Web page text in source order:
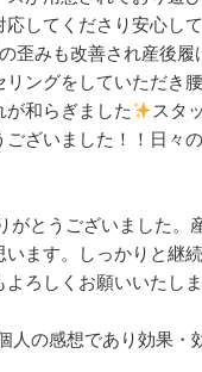
してくださり安心し
歪みも改善され産後
ングをしていただき
和らぎました
スタ
ざいました！！日々
がとうございました
ます。しっかりと継
ろしくお願いいたし
人の感想であり効果・